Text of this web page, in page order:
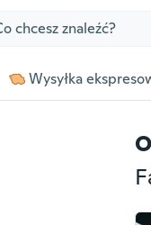
Wysyłka